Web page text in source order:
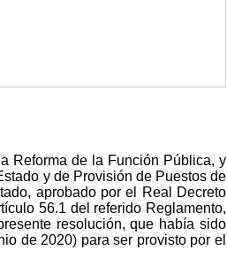
Reforma de la Función Pública, y
y de Provisión de Puestos de
aprobado por el Real Decreto
56.1 del referido Reglamento,
resolución, que había sido
de 2020) para ser provisto por el